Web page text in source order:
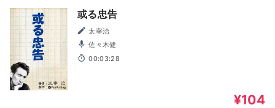
或る忠告
太宰治
佐々木健
00:03:28
¥104